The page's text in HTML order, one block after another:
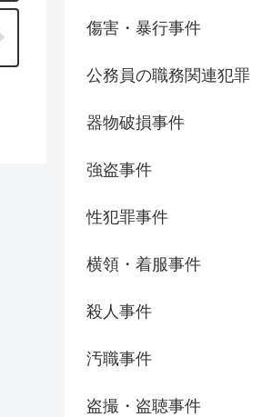
傷害・暴行事件
公務員の職務関連犯罪
器物破損事件
強盗事件
性犯罪事件
横領・着服事件
殺人事件
汚職事件
盗撮・盗聴事件